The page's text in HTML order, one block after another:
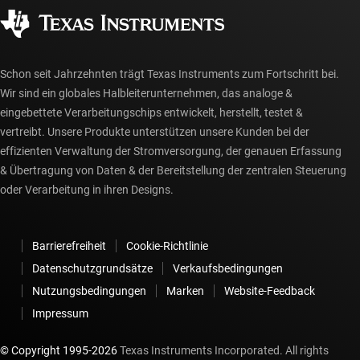
myTI-Konto FAQs
Schon seit Jahrzehnten trägt Texas Instruments zum Fortschritt bei.
Wir sind ein globales Halbleiterunternehmen, das analoge &
eingebettete Verarbeitungschips entwickelt, herstellt, testet &
vertreibt. Unsere Produkte unterstützen unsere Kunden bei der
effizienten Verwaltung der Stromversorgung, der genauen Erfassung
& Übertragung von Daten & der Bereitstellung der zentralen Steuerung
oder Verarbeitung in ihren Designs.
Barrierefreiheit
Cookie-Richtlinie
Datenschutzgrundsätze
Verkaufsbedingungen
Nutzungsbedingungen
Marken
Website-Feedback
Impressum
© Copyright 1995-2026Texas Instruments Incorporated. All rights